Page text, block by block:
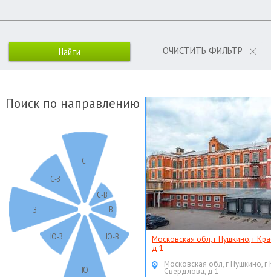
ОЧИСТИТЬ ФИЛЬТР
Поиск по направлению
С
С-В
В
Ю-В
Ю
Ю-З
З
С-З
Московская обл, г Пушкино, г
д 1
Московская обл, г Пушкино, г
Свердлова, д 1